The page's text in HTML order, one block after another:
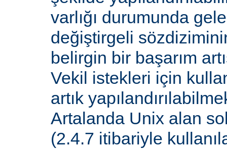
varlığı durumunda
değiştirgeli
belirgin bir başarım
Vekil istekleri için
artık
Artalanda Unix alan
(2.4.7 itibariyle